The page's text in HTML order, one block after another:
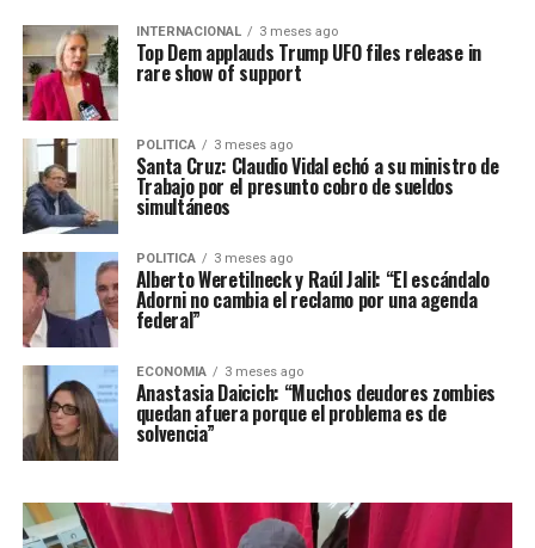
INTERNACIONAL 3 meses ago
Top Dem applauds Trump UFO files release in
rare show of support
POLITICA 3 meses ago
Santa Cruz: Claudio Vidal echó a su ministro de
Trabajo por el presunto cobro de sueldos
simultáneos
POLITICA 3 meses ago
Alberto Weretilneck y Raúl Jalil: “El escándalo
Adorni no cambia el reclamo por una agenda
federal”
ECONOMIA 3 meses ago
Anastasia Daicich: “Muchos deudores zombies
quedan afuera porque el problema es de
solvencia”